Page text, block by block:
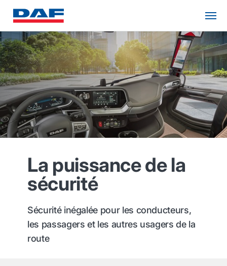
La puissance de la
sécurité
Sécurité inégalée pour les conducteurs,
les passagers et les autres usagers de la
route